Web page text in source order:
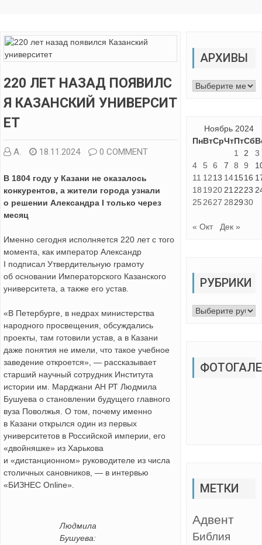
220 ЛЕТ НАЗАД ПОЯВИЛС
Я КАЗАНСКИЙ УНИВЕРСИТ
ЕТ
А. 18.11.2024 0 COMMENT
В 1804 году у Казани не оказалось
конкурентов, а жители города узнали
о решении Александра I только через
месяц
Именно сегодня исполняется 220 лет с того
момента, как император Александр
I подписал Утвердительную грамоту
об основании Императорского Казанского
университета, а также его устав.
«В Петербурге, в недрах министерства
народного просвещения, обсуждались
проекты, там готовили устав, а в Казани
даже понятия не имели, что такое учебное
заведение откроется», — рассказывает
старший научный сотрудник Института
истории им. Марджани АН РТ Людмила
Бушуева о становлении будущего главного
вуза Поволжья. О том, почему именно
в Казани открылся один из первых
университетов в Российской империи, его
«двойняшке» из Харькова
и «дистанционном» руководителе из числа
столичных сановников, — в интервью
«БИЗНЕС Online».
Людмила
Бушуева:
АРХИВЫ
Архивы
Ноябрь 2024
ПнВтСрЧтПтСб
1
2
3
4
5 6 7 8 9
11 1213 141516
18 1920 21 2223
25 2627 282930
« Окт Дек »
РУБРИКИ
Рубрики
МЕТКИ
Адвент
Библия